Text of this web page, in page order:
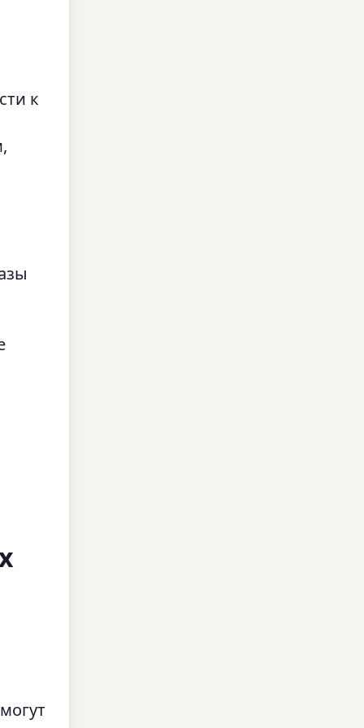
к